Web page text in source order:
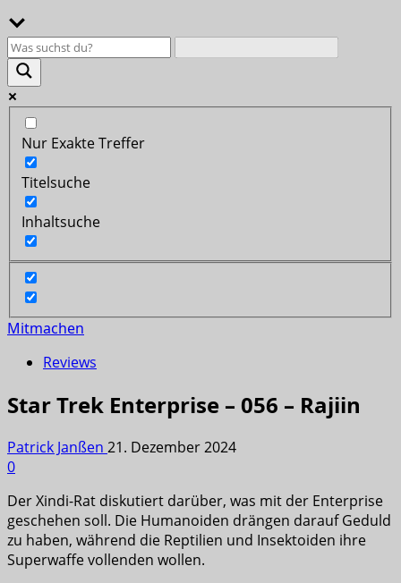
Nur Exakte Treffer
Titelsuche
Inhaltsuche
Mitmachen
Reviews
Star Trek Enterprise – 056 – Rajiin
Patrick Janßen 21. Dezember 2024
0
Der Xindi-Rat diskutiert darüber, was mit der Enterprise
geschehen soll. Die Humanoiden drängen darauf Geduld
zu haben, während die Reptilien und Insektoiden ihre
Superwaffe vollenden wollen.